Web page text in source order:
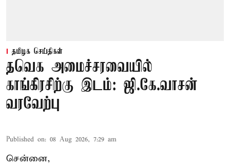
தமிழக செய்திகள்
தவெக அமைச்சரவையில்
காங்கிரசிற்கு இடம்: ஜி.கே.வாசன்
வரவேற்பு
Published on: 08 Aug 2026, 7:29 am
சென்னை,